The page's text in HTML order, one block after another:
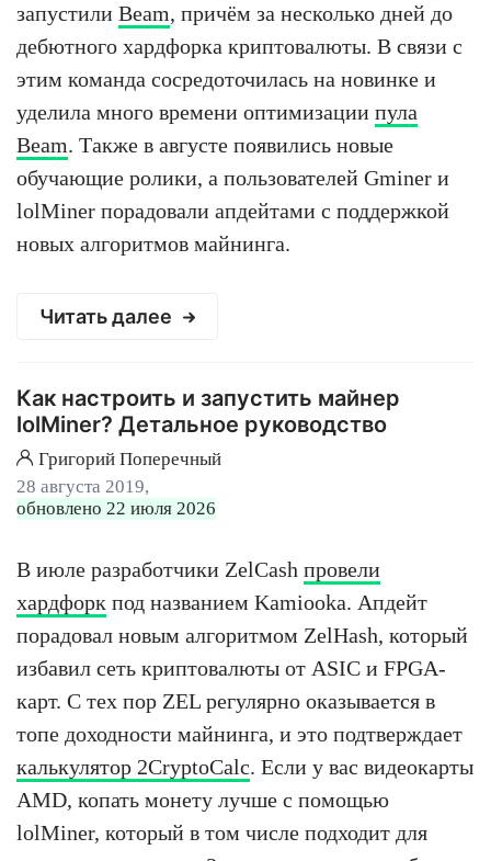
запустили Beam, причём за несколько дней до
дебютного хардфорка криптовалюты. В связи с
этим команда сосредоточилась на новинке и
уделила много времени оптимизации пула
Beam. Также в августе появились новые
обучающие ролики, а пользователей Gminer и
lolMiner порадовали апдейтами с поддержкой
новых алгоритмов майнинга.
Читать далее
Как настроить и запустить майнер
lolMiner? Детальное руководство
Григорий Поперечный
28 августа 2019,
обновлено 22 июля 2026
В июле разработчики ZelCash провели
хардфорк под названием Kamiooka. Апдейт
порадовал новым алгоритмом ZelHash, который
избавил сеть криптовалюты от ASIC и FPGA-
карт. С тех пор ZEL регулярно оказывается в
топе доходности майнинга, и это подтверждает
калькулятор 2CryptoCalc. Если у вас видеокарты
AMD, копать монету лучше с помощью
lolMiner, который в том числе подходит для